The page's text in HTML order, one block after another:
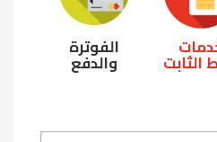
الثابت
الفوترة
والدفع